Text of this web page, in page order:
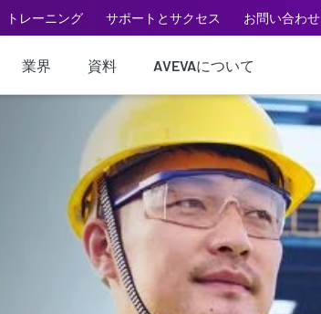
トレーニング サポートとサクセス お問い合わせ
業界 資料 AVEVAについて